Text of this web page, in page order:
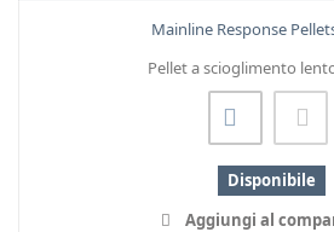
Mainline Response
Pellet a scioglimento
Disponibile
Aggiungi al